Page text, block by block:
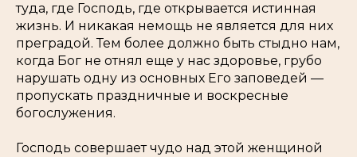
туда, где Господь, где открывается истинная
жизнь. И никакая немощь не является для них
преградой. Тем более должно быть стыдно нам,
когда Бог не отнял еще у нас здоровье, грубо
нарушать одну из основных Его заповедей —
пропускать праздничные и воскресные
богослужения.
Господь совершает чудо над этой женщиной